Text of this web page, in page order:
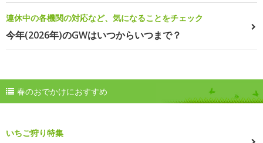
連休中の各機関の対応など、気になることをチェック
今年(2026年)のGWはいつからいつまで？
春のおでかけにおすすめ
いちご狩り特集